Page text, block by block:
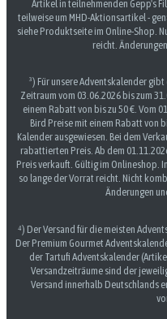
Artikel in teilnehmenden Gepp's
teilweise um MHD-Aktionsartikel -
siehe Produktseite im Online-Shop.
reicht.
³) Für unsere Adventskalender
Zeitraum vom 03.06.2026 bis zum
einem Rabatt von bis zu 50 €. Vom
Bird Preise mit einem Rabatt von
Kalender ausgewiesen. Bei dem
rabattierten Preis. Ab dem
Preis verkauft. Gültig im Onlineshop.
so lange der Vorrat reicht. Nicht
Änderungen
⁴) Der Versand für die meisten
Der Premium Gourmet
der Tartufi Adventskalender
Versandzeiträume sind der
Versand innerhalb Deutschlands